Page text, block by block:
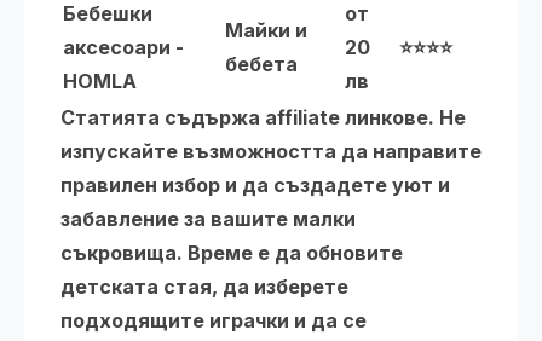
Бебешки
аксесоари -
HOMLA
Майки и
бебета
от
20
лв
⭐⭐⭐⭐
Статията съдържа affiliate линкове. Не
изпускайте възможността да направите
правилен избор и да създадете уют и
забавление за вашите малки
съкровища. Време е да обновите
детската стая, да изберете
подходящите играчки и да се